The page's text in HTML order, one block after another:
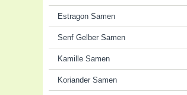
Estragon Samen
Senf Gelber Samen
Kamille Samen
Koriander Samen